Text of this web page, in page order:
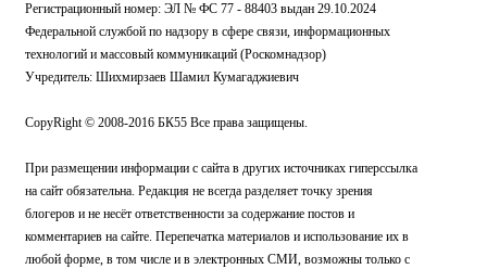
Регистрационный номер: ЭЛ № ФС 77 - 88403 выдан 29.10.2024
Федеральной службой по надзору в сфере связи, информационных
технологий и массовый коммуникаций (Роскомнадзор)
Учредитель: Шихмирзаев Шамил Кумагаджиевич
CopyRight © 2008-2016 БК55 Все права защищены.
При размещении информации с сайта в других источниках гиперссылка
на сайт обязательна. Редакция не всегда разделяет точку зрения
блогеров и не несёт ответственности за содержание постов и
комментариев на сайте. Перепечатка материалов и использование их в
любой форме, в том числе и в электронных СМИ, возможны только с